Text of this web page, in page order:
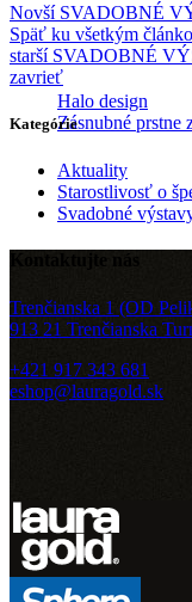
Halo design
Zásnubné prstne
Novší SVADOBNÉ
Späť ku všetkým
starší SVADOBNÉ
zavrieť
Kategórie
Aktuality
Starostlivosť o
Svadobné
Kontaktujte nás
Trenčianska 1 (OD
913 21 Trenčianska
+421 917 343 681
eshop@lauragold.sk